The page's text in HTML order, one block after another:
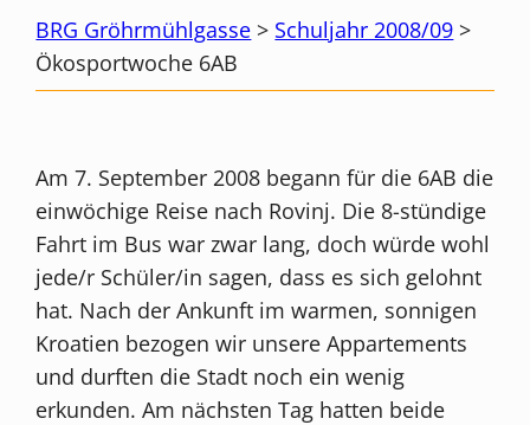
BRG Gröhrmühlgasse > Schuljahr 2008/09 >
Ökosportwoche 6AB
Am 7. September 2008 begann für die 6AB die
einwöchige Reise nach Rovinj. Die 8-stündige
Fahrt im Bus war zwar lang, doch würde wohl
jede/r Schüler/in sagen, dass es sich gelohnt
hat. Nach der Ankunft im warmen, sonnigen
Kroatien bezogen wir unsere Appartements
und durften die Stadt noch ein wenig
erkunden. Am nächsten Tag hatten beide